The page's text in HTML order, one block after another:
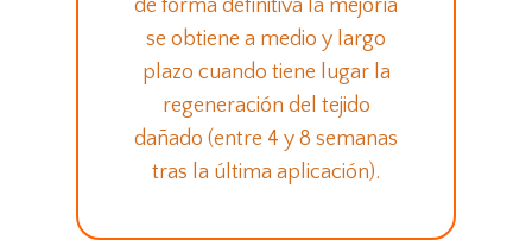
de forma definitiva la mejoría
se obtiene a medio y largo
plazo cuando tiene lugar la
regeneración del tejido
dañado (entre 4 y 8 semanas
tras la última aplicación).